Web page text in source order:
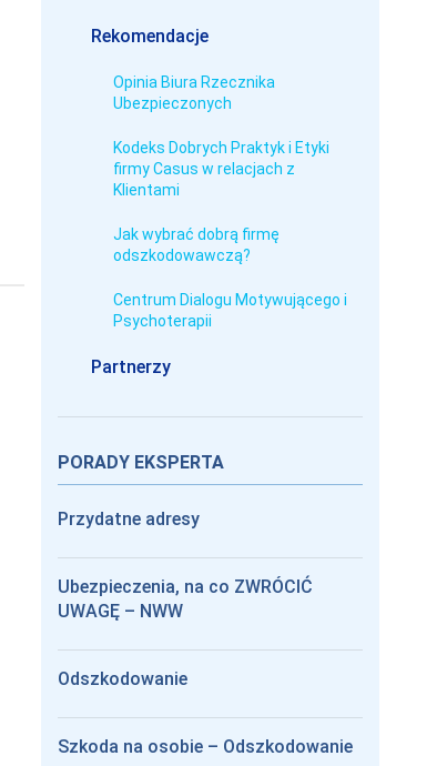
Rekomendacje
Opinia Biura Rzecznika
Ubezpieczonych
Kodeks Dobrych Praktyk i Etyki
firmy Casus w relacjach z
Klientami
Jak wybrać dobrą firmę
odszkodowawczą?
Centrum Dialogu Motywującego i
Psychoterapii
Partnerzy
PORADY EKSPERTA
Przydatne adresy
Ubezpieczenia, na co ZWRÓCIĆ
UWAGĘ – NWW
Odszkodowanie
Szkoda na osobie – Odszkodowanie